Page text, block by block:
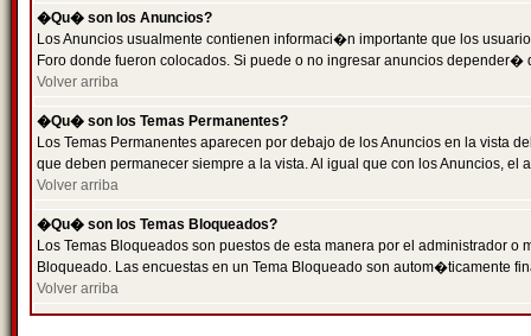
�Qu� son los Anuncios?
Los Anuncios usualmente contienen informaci�n importante que los
Foro donde fueron colocados. Si puede o no ingresar anuncios
Volver arriba
�Qu� son los Temas Permanentes?
Los Temas Permanentes aparecen por debajo de los Anuncios en la
que deben permanecer siempre a la vista. Al igual que con los Anuncios,
Volver arriba
�Qu� son los Temas Bloqueados?
Los Temas Bloqueados son puestos de esta manera por el administrador
Bloqueado. Las encuestas en un Tema Bloqueado son autom�ticamente
Volver arriba